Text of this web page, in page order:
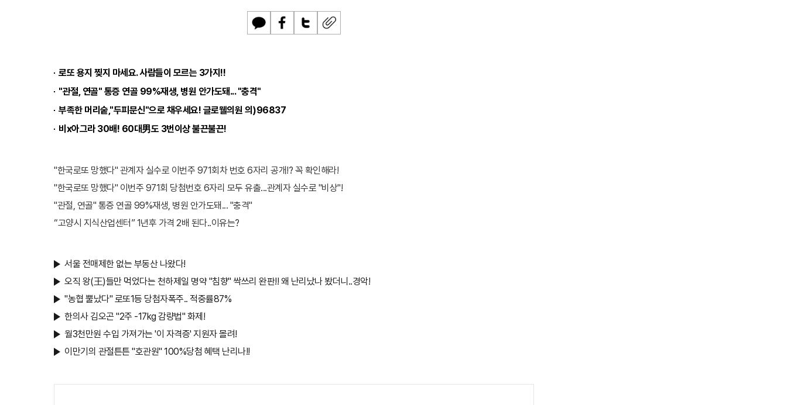
카
페
트
U
로또 용지 찢지 마세요. 사람들이 모르는 3가지!!
"관절, 연골" 통증 연골 99%재생, 병원 안가도돼... "충격"
부족한 머리숱,"두피문신"으로 채우세요! 글로웰의원 의)96837
비x아그라 30배! 60대男도 3번이상 불끈불끈!
"한국로또 망했다" 관계자 실수로 이번주 971회차 번호 6자리 공개!? 꼭 확인해라!
"한국로또 망했다" 이번주 971회 당첨번호 6자리 모두 유출...관계자 실수로 "비상"!
"관절, 연골" 통증 연골 99%재생, 병원 안가도돼... "충격"
“고양시 지식산업센터” 1년후 가격 2배 된다..이유는?
서울 전매제한 없는 부동산 나왔다!
오직 왕(王)들만 먹었다는 천하제일 명약 "침향" 싹쓰리 완판!! 왜 난리났나 봤더니..경악!
"농협 뿔났다" 로또1등 당첨자폭주.. 적중률87%
한의사 김오곤 "2주 -17kg 감량법" 화제!
월3천만원 수입 가져가는 '이 자격증' 지원자 몰려!
이만기의 관절튼튼 "호관원" 100%당첨 혜택 난리나!!